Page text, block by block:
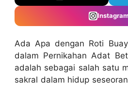
Instagram
Ada Apa dengan Roti
dalam Pernikahan Adat
adalah sebagai salah satu
sakral dalam hidup